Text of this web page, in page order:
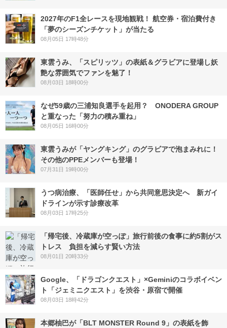
2027年のF1全レースを現地観戦！ 航空券・宿泊費付き
「夢のシーズンチケット」が当たる
08月05日 17時48分
東雲うみ、「スピリッツ」の表紙＆グラビアに登場し妖
艶な雰囲気でファンを魅了！
08月03日 18時00分
なぜ59歳の三浦知良選手を起用？ ONODERA GROUP
と重なった「努力の積み重ね」
08月05日 16時00分
東雲うみが「ヤングキング」のグラビアで泡まみれに！
その他のPPEメンバーも登場！
07月31日 19時00分
うつ病治療、「医師任せ」から共同意思決定へ 新ガイ
ドラインが示す診療改革
08月03日 17時25分
「帰宅後、冷蔵庫が空っぽ」旅行前後の食事に約5割がス
トレス 負担を減らす賢い方法
08月01日 20時33分
Google、「ドラゴンクエスト」×Geminiのコラボイベン
ト「ジェミニクエスト」を渋谷・原宿で開催
08月03日 18時42分
本郷柚巴が「BLT MONSTER Round 9」の表紙を飾